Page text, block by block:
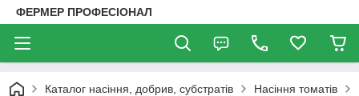
ФЕРМЕР ПРОФЕСІОНАЛ
Каталог насіння, добрив, субстратів Насіння томатів